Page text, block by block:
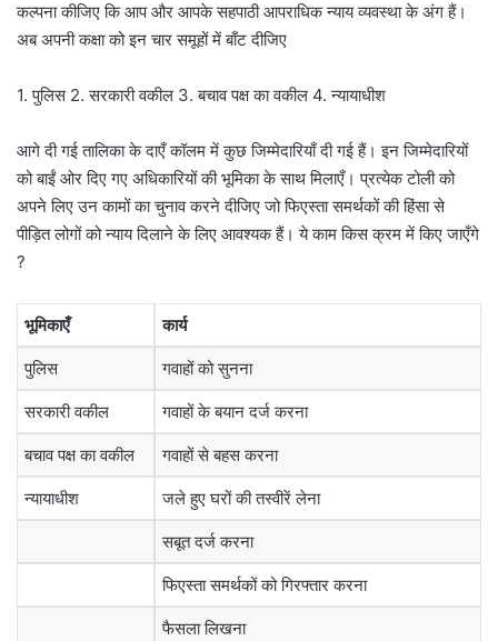
कल्पना कीजिए कि आप और आपके सहपाठी आपराधिक न्याय व्यवस्था के अंग हैं।
अब अपनी कक्षा को इन चार समूहों में बाँट दीजिए
1. पुलिस 2. सरकारी वकील 3. बचाव पक्ष का वकील 4. न्यायाधीश
आगे दी गई तालिका के दाएँ कॉलम में कुछ जिम्मेदारियाँ दी गई हैं। इन जिम्मेदारियों
को बाईं ओर दिए गए अधिकारियों की भूमिका के साथ मिलाएँ। प्रत्येक टोली को
अपने लिए उन कामों का चुनाव करने दीजिए जो फिएस्ता समर्थकों की हिंसा से
पीड़ित लोगों को न्याय दिलाने के लिए आवश्यक हैं। ये काम किस क्रम में किए जाएँगे
?
भूमिकाएँ कार्य
पुलिस गवाहों को सुनना
सरकारी वकील गवाहों के बयान दर्ज करना
बचाव पक्ष का वकील गवाहों से बहस करना
न्यायाधीश जले हुए घरों की तस्वीरें लेना
सबूत दर्ज करना
फिएस्ता समर्थकों को गिरफ्तार करना
फैसला लिखना